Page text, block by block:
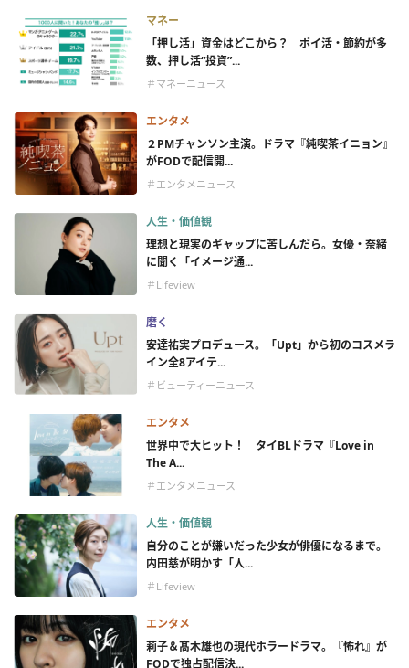
マネー
「押し活」資金はどこから？ ポイ活・節約が多
数、押し活“投資”...
＃マネーニュース
エンタメ
２PMチャンソン主演。ドラマ『純喫茶イニョン』
がFODで配信開...
＃エンタメニュース
人生・価値観
理想と現実のギャップに苦しんだら。女優・奈緒
に聞く「イメージ通...
＃Lifeview
磨く
安達祐実プロデュース。「Upt」から初のコスメラ
イン全8アイテ...
＃ビューティーニュース
エンタメ
世界中で大ヒット！ タイBLドラマ『Love in
The A...
＃エンタメニュース
人生・価値観
自分のことが嫌いだった少女が俳優になるまで。
内田慈が明かす「人...
＃Lifeview
エンタメ
莉子＆髙木雄也の現代ホラードラマ。『怖れ』が
FODで独占配信決...